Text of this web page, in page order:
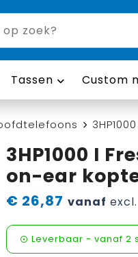
Tassen Custom
3HP1000 I
on-ear
€ 26,87 vanaf
Leverbaar - vanaf 2